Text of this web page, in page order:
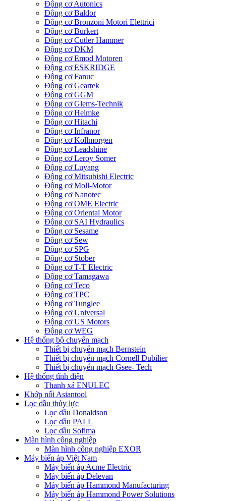
Động cơ Autonics
Động cơ Baldor
Động cơ Bronzoni Motori Elettrici
Động cơ Burkert
Động cơ Cutler Hammer
Động cơ DKM
Động cơ Emod Motoren
Động cơ ESKRIDGE
Động cơ Fanuc
Động cơ Geartek
Động cơ GGM
Động cơ Glems-Technik
Động cơ Helmke
Động cơ Hitachi
Động cơ Infranor
Động cơ Kollmorgen
Động cơ Leadshine
Động cơ Leroy Somer
Động cơ Luyang
Động cơ Mitsubishi Electric
Động cơ Moll-Motor
Động cơ Nanotec
Động cơ OME Electric
Động cơ Oriental Motor
Động cơ SAI Hydraulics
Động cơ Sesame
Động cơ Sew
Động cơ SPG
Động cơ Stober
Động cơ T-T Electric
Động cơ Tamagawa
Động cơ Teco
Động cơ TPC
Động cơ Tunglee
Động cơ Universal
Động cơ US Motors
Động cơ WEG
Hệ thống bộ chuyển mạch
Thiết bị chuyển mạch Bernstein
Thiết bị chuyển mạch Cornell Dubilier
Thiết bị chuyển mạch Gsee- Tech
Hệ thống tĩnh điện
Thanh xả ENULEC
Khớp nối Asiantool
Lọc dầu thủy lực
Lọc dầu Donaldson
Lọc dầu PALL
Lọc dầu Sofima
Màn hình công nghiệp
Màn hình công nghiệp EXOR
Máy biến áp Việt Nam
Máy biến áp Acme Electric
Máy biến áp Delevan
Máy biến áp Hammond Manufacturing
Máy biến áp Hammond Power Solutions